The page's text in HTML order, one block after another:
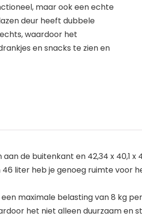
maar ook een echte
deur heeft dubbele
waardoor het
en snacks te zien en
de buitenkant en 42,34 x 40,1 x
liter heb je genoeg ruimte voor
maximale belasting van 8 kg
het niet alleen duurzaam en